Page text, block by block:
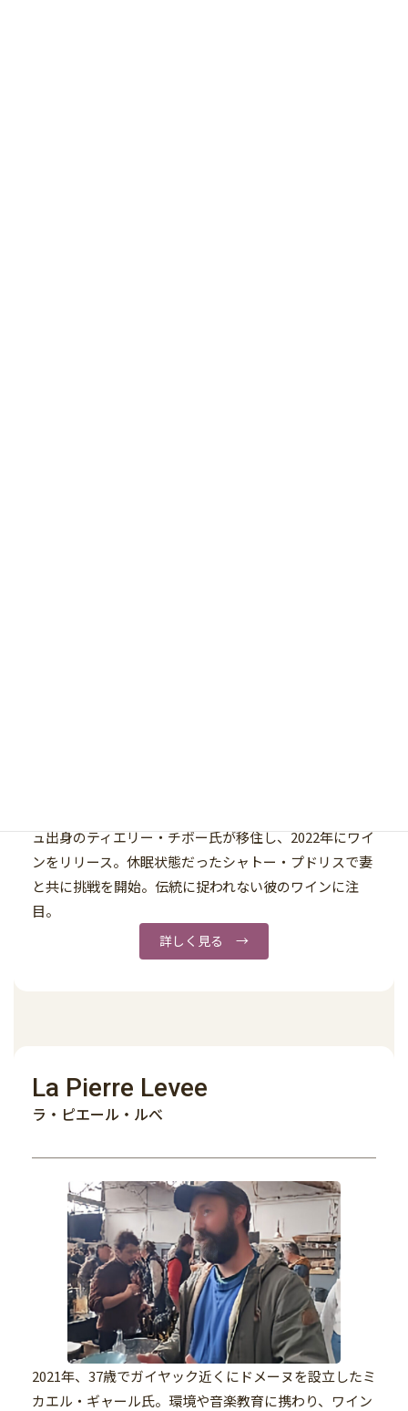
ュ出身のティエリー・チボー氏が移住し、2022年にワイ
ンをリリース。休眠状態だったシャトー・プドリスで妻
と共に挑戦を開始。伝統に捉われない彼のワインに注
目。
詳しく見る →
La Pierre Levee
ラ・ピエール・ルべ
2021年、37歳でガイヤック近くにドメーヌを設立したミ
カエル・ギャール氏。環境や音楽教育に携わり、ワイン